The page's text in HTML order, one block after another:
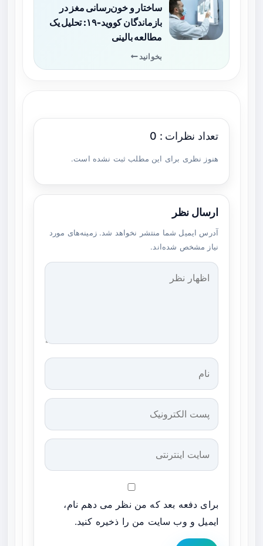
ساختار و خون‌رسانی مغز در
بازماندگان کووید‑۱۹: تحلیل یک
مطالعه بالینی
بخوانید
تعداد نظرات : 0
هنوز نظری برای این مطلب ثبت نشده است.
ارسال نظر
آدرس ایمیل شما منتشر نخواهد شد. زمینه‌های مورد
نیاز مشخص شده‌اند.
برای دفعه بعد که من نظر می دهم نام،
ایمیل و وب سایت من را ذخیره کنید.